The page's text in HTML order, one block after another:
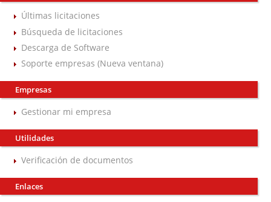
Últimas licitaciones
Búsqueda de licitaciones
Descarga de Software
Soporte empresas (Nueva ventana)
Empresas
Gestionar mi empresa
Utilidades
Verificación de documentos
Enlaces